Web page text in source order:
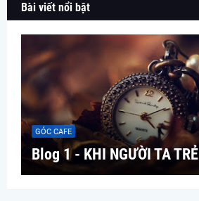
Bài viết nổi bật
GÓC CAFE
Blog 1 - KHI NGƯỜI TA TRẺ